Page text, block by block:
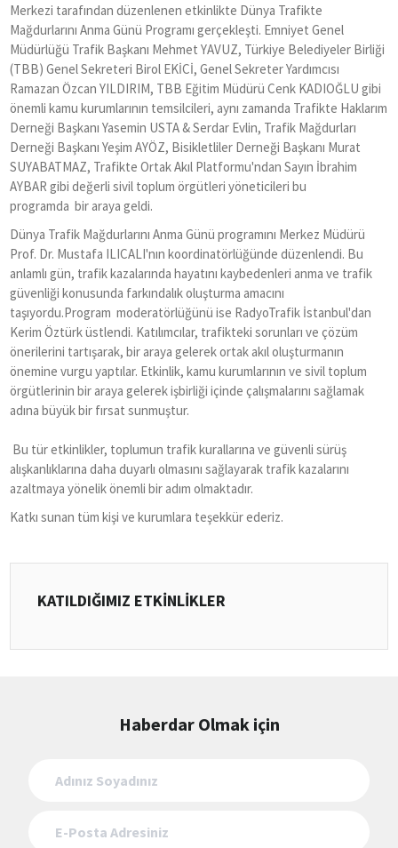
Merkezi tarafından düzenlenen etkinlikte Dünya Trafikte
Mağdurlarını Anma Günü Programı gerçekleşti. Emniyet Genel
Müdürlüğü Trafik Başkanı Mehmet YAVUZ, Türkiye Belediyeler Birliği
(TBB) Genel Sekreteri Birol EKİCİ, Genel Sekreter Yardımcısı
Ramazan Özcan YILDIRIM, TBB Eğitim Müdürü Cenk KADIOĞLU gibi
önemli kamu kurumlarının temsilcileri, aynı zamanda Trafikte Haklarım
Derneği Başkanı Yasemin USTA & Serdar Evlin, Trafik Mağdurları
Derneği Başkanı Yeşim AYÖZ, Bisikletliler Derneği Başkanı Murat
SUYABATMAZ, Trafikte Ortak Akıl Platformu'ndan Sayın İbrahim
AYBAR gibi değerli sivil toplum örgütleri yöneticileri bu
programda bir araya geldi.
Dünya Trafik Mağdurlarını Anma Günü programını Merkez Müdürü
Prof. Dr. Mustafa ILICALI'nın koordinatörlüğünde düzenlendi. Bu
anlamlı gün, trafik kazalarında hayatını kaybedenleri anma ve trafik
güvenliği konusunda farkındalık oluşturma amacını
taşıyordu.Program moderatörlüğünü ise RadyoTrafik İstanbul'dan
Kerim Öztürk üstlendi. Katılımcılar, trafikteki sorunları ve çözüm
önerilerini tartışarak, bir araya gelerek ortak akıl oluşturmanın
önemine vurgu yaptılar. Etkinlik, kamu kurumlarının ve sivil toplum
örgütlerinin bir araya gelerek işbirliği içinde çalışmalarını sağlamak
adına büyük bir fırsat sunmuştur.
Bu tür etkinlikler, toplumun trafik kurallarına ve güvenli sürüş
alışkanlıklarına daha duyarlı olmasını sağlayarak trafik kazalarını
azaltmaya yönelik önemli bir adım olmaktadır.
Katkı sunan tüm kişi ve kurumlara teşekkür ederiz.
KATILDIĞIMIZ ETKİNLİKLER
Haberdar Olmak için